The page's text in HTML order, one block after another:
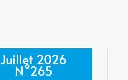
Juillet 2026
N°265